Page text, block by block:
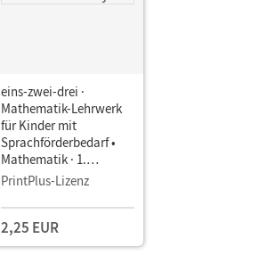
eins-zwei-drei ·
Mathematik-Lehrwerk
für Kinder mit
Sprachförderbedarf •
Mathematik · 1.
Schuljahr • Arbeitsheft B
PrintPlus-Lizenz
2,25 EUR